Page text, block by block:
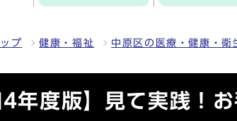
ップ 健康・福祉 中原区の医療・健康・衛
4年度版】見て実践！